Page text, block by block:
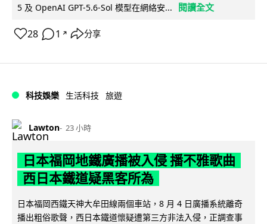
5 及 OpenAI GPT-5.6-Sol 模型在網絡安...
閱讀全文
28 1 ↗ 分享
科技娛樂 生活科技 旅遊
Lawton 23 小時
日本福岡地鐵廣播被入侵 播不雅歌曲
西日本鐵道疑黑客所為
日本福岡西鐵天神大牟田線兩個車站，8 月 4 日廣播系統離奇
播出粗俗歌聲，西日本鐵道懷疑遭第三方非法入侵，正調查事